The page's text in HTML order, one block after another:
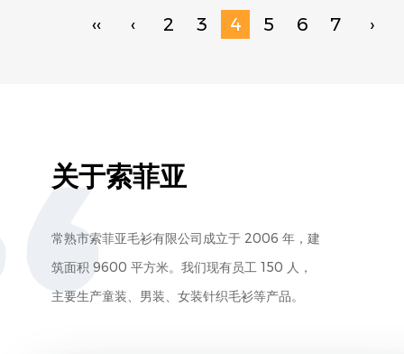
‹‹ ‹ 2 3 4 5 6 7 ›
关于索菲亚
常熟市索菲亚毛衫有限公司成立于 2006 年，建
筑面积 9600 平方米。我们现有员工 150 人，
主要生产童装、男装、女装针织毛衫等产品。